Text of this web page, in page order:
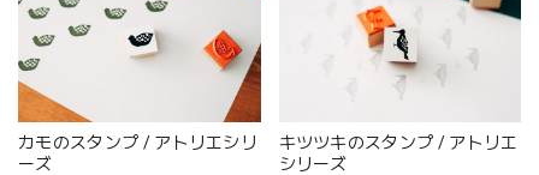
カモのスタンプ / アトリエシリ
ーズ
キツツキのスタンプ / アトリエ
シリーズ